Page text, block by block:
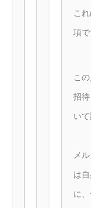
こ
項で
こ
招
いて
メ
は
に